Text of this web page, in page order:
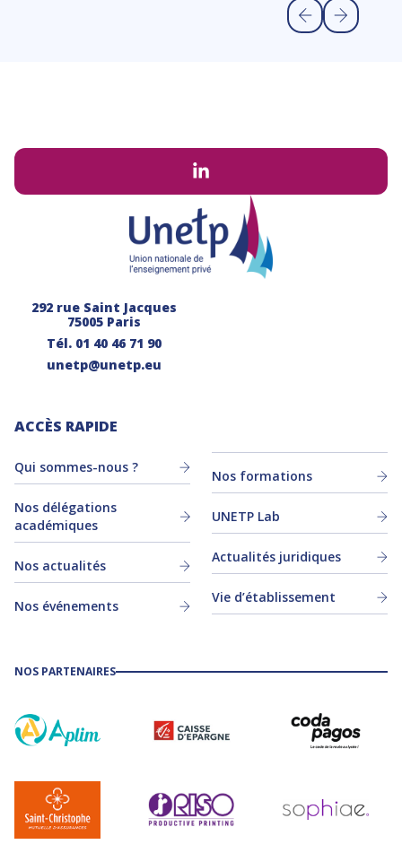
292 rue Saint Jacques
75005 Paris
Tél. 01 40 46 71 90
unetp@unetp.eu
ACCÈS RAPIDE
Qui sommes-nous ?
Nos délégations
académiques
Nos actualités
Nos événements
Nos formations
UNETP Lab
Actualités juridiques
Vie d’établissement
NOS PARTENAIRES